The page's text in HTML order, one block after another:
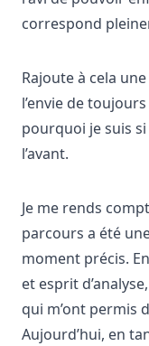
correspond
Rajoute à cela
l’envie de
pourquoi je suis si
l’avant.
Je me rends
parcours a été
moment précis.
et esprit
qui m’ont permis
Aujourd’hui, en